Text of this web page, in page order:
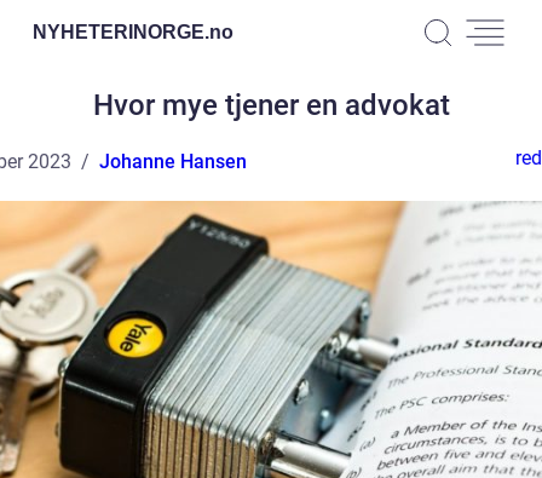
NYHETERINORGE.no
Hvor mye tjener en advokat
2023 Johanne Hansen